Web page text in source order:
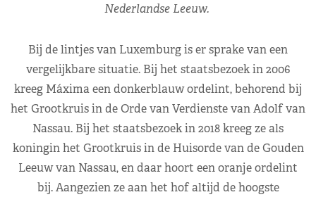
Nederlandse Leeuw.
Bij de lintjes van Luxemburg is er sprake van een
vergelijkbare situatie. Bij het staatsbezoek in 2006
kreeg Máxima een donkerblauw ordelint, behorend bij
het Grootkruis in de Orde van Verdienste van Adolf van
Nassau. Bij het staatsbezoek in 2018 kreeg ze als
koningin het Grootkruis in de Huisorde van de Gouden
Leeuw van Nassau, en daar hoort een oranje ordelint
bij. Aangezien ze aan het hof altijd de hoogste